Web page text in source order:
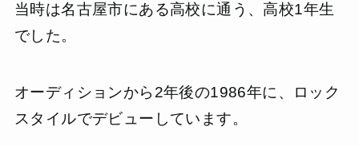
当時は名古屋市にある高校に通う、高校1年生
でした。
オーディションから2年後の1986年に、ロック
スタイルでデビューしています。